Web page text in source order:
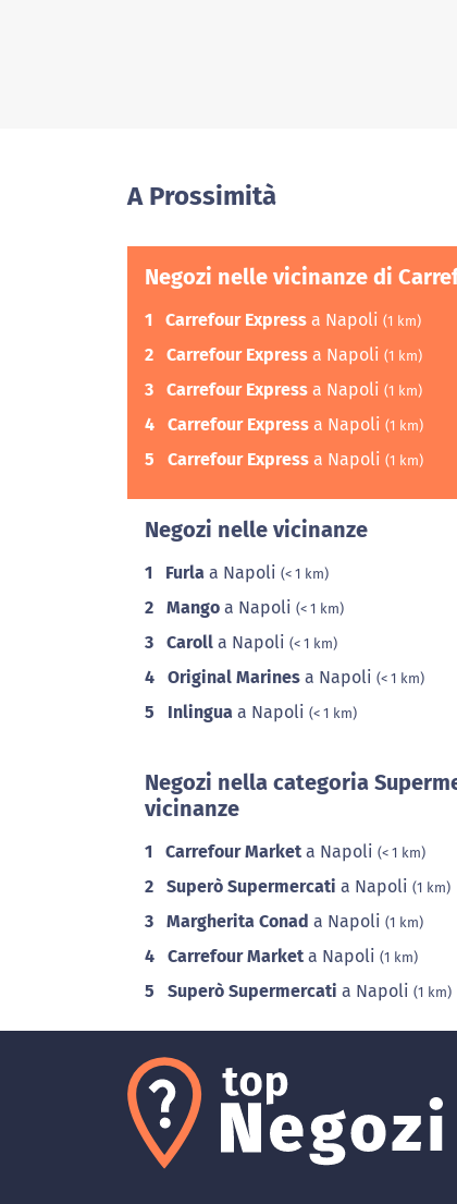
A Prossimità
Negozi nelle vicinanze di
1 Carrefour Express a Napoli (1 km)
2 Carrefour Express a Napoli (1 km)
3 Carrefour Express a Napoli (1 km)
4 Carrefour Express a Napoli (1 km)
5 Carrefour Express a Napoli (1 km)
Negozi nelle vicinanze
1 Furla a Napoli (< 1 km)
2 Mango a Napoli (< 1 km)
3 Caroll a Napoli (< 1 km)
4 Original Marines a Napoli (< 1 km)
5 Inlingua a Napoli (< 1 km)
Negozi nella categoria
vicinanze
1 Carrefour Market a Napoli (< 1 km)
2 Superò Supermercati a Napoli (1 km)
3 Margherita Conad a Napoli (1 km)
4 Carrefour Market a Napoli (1 km)
5 Superò Supermercati a Napoli (1 km)